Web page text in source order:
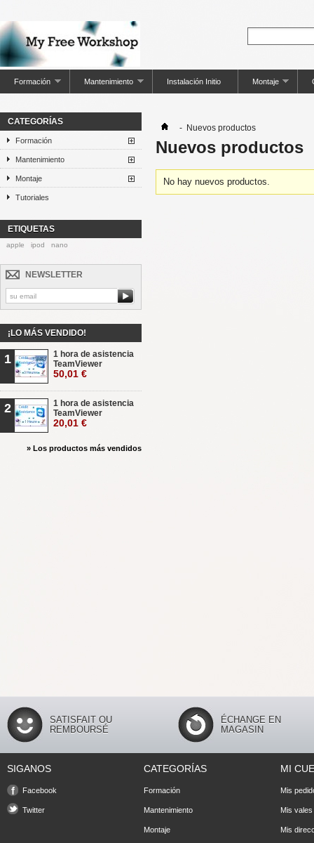
Formación Mantenimiento Instalación Initio Montaje
CATEGORÍAS
Formación
Mantenimiento
Montaje
Tutoriales
ETIQUETAS
apple ipod nano
NEWSLETTER
¡LO MÁS VENDIDO!
1
1 hora de asistencia
TeamViewer
50,01 €
2
1 hora de asistencia
TeamViewer
20,01 €
» Los productos más vendidos
- Nuevos productos
Nuevos productos
No hay nuevos productos.
SATISFAIT OU
REMBOURSÉ
ÉCHANGE EN
MAGASIN
SIGANOS
Facebook
Twitter
CATEGORÍAS
Formación
Mantenimiento
Montaje
MI
Mis
Mis
Mis